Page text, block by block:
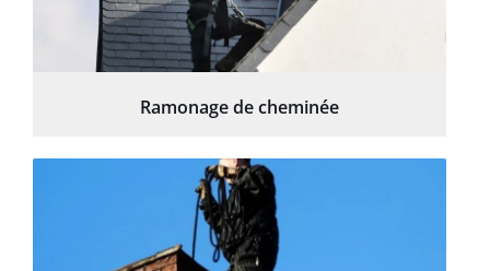
Ramonage de cheminée